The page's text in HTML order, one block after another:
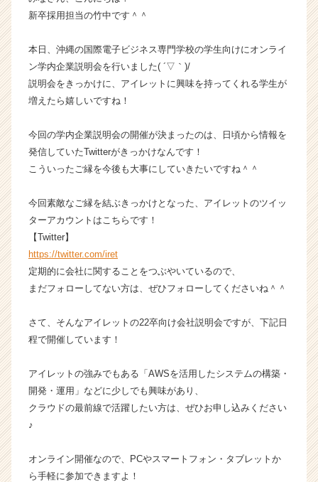
イ
ベ
ン
チ
ャ
成
企
業
ら
ス
ウ
が
届
就
活
イ
ト
チ
ア
リ
ア
新卒採用担当の竹中です＾＾
本日、沖縄の国際電子ビジネス専門学校の学生向けにオンライ
ン学内企業説明会を行いました( ´▽｀)/
説明会をきっかけに、アイレットに興味を持ってくれる学生が
増えたら嬉しいですね！
今回の学内企業説明会の開催が決まったのは、日頃から情報を
発信していたTwitterがきっかけなんです！
こういったご縁を今後も大事にしていきたいですね＾＾
今回素敵なご縁を結ぶきっかけとなった、アイレットのツイッ
ターアカウントはこちらです！
【Twitter】
https://twitter.com/iret
定期的に会社に関することをつぶやいているので、
まだフォローしてない方は、ぜひフォローしてくださいね＾＾
さて、そんなアイレットの22卒向け会社説明会ですが、下記日
程で開催しています！
アイレットの強みでもある「AWSを活用したシステムの構築・
開発・運用」などに少しでも興味があり、
クラウドの最前線で活躍したい方は、ぜひお申し込みください
♪
オンライン開催なので、PCやスマートフォン・タブレットか
ら手軽に参加できますよ！